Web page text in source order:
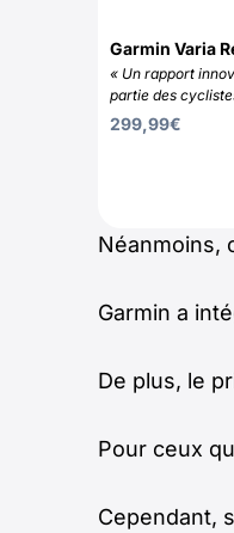
Garmin Varia
« Un rapport
partie des
299,99€
Néanmoins,
Garmin a
De plus, le
Pour ceux
Cependant,